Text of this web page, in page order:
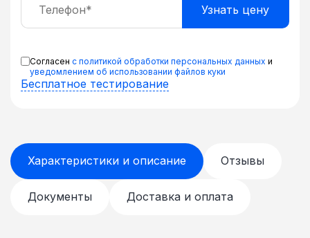
Согласен с политикой обработки персональных данных и
уведомлением об использовании файлов куки
Бесплатное тестирование
Характеристики и описание Отзывы
Документы Доставка и оплата